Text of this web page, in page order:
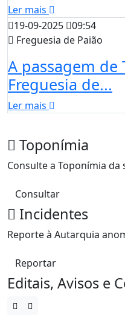
Ler mais
19-09-2025
09:54
Freguesia de Paião
A passagem de
Freguesia de...
Ler mais
Toponímia
Consulte a Toponímia da
Consultar
Incidentes
Reporte à Autarquia
Reportar
Editais, Avisos e